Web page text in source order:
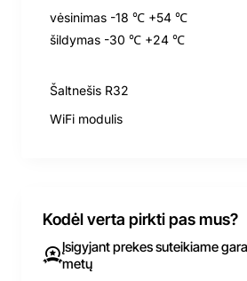
vėsinimas -18 ℃ +54 ℃
šildymas -30 ℃ +24 ℃
Šaltnešis R32
WiFi modulis
Kodėl verta pirkti pas mus?
Įsigyjant prekes suteikiame
metų